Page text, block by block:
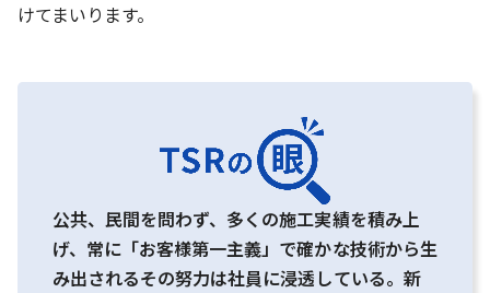
けてまいります。
公共、民間を問わず、多くの施工実績を積み上
げ、常に「お客様第一主義」で確かな技術から生
み出されるその努力は社員に浸透している。新